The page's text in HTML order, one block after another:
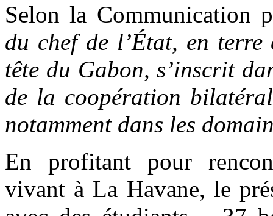
Selon la Communication
du chef de l’État, en
tête du Gabon, s’inscrit
de la coopération
notamment dans les
En profitant pour
vivant à La Havane, le